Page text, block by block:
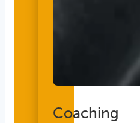
Coaching